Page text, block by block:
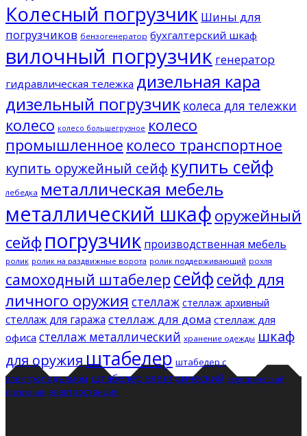
Колесный погрузчик Шины для
погрузчиков бензогенератор бухгалтерский шкаф
вилочный погрузчик генератор
гидравлическая тележка дизельная кара
дизельный погрузчик колеса для тележки
колесо колесо большегрузное колесо
промышленное колесо транспортное
купить оружейный сейф купить сейф
лебедка металлическая мебель
металлический шкафоружейный
сейф погрузчик производственная мебель
ролик ролик на раздвижные ворота ролик поддерживающий рохля
самоходный штабелер сейфсейф для
личного оружия стеллаж стеллаж архивный
стеллаж для гаража стеллаж для дома стеллаж для
офиса стеллаж металлический хранение одежды шкаф
для оружияштабелер штабелер с
электроподъемом штабелер электрический электрический
погрузчик электростанция